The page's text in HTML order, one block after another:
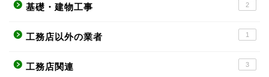
基礎・建物工事 2
工務店以外の業者 1
工務店関連 3